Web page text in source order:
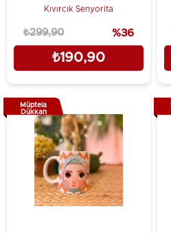
Kıvırcık Senyorita
₺190,90
₺299,90 %36
Müptela
Dükkan